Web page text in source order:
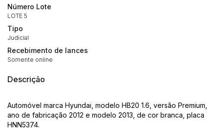
Número Lote
LOTE 5
Tipo
Judicial
Recebimento de lances
Somente online
Descrição
Automóvel marca Hyundai, modelo HB20 1.6, versão Premium,
ano de fabricação 2012 e modelo 2013, de cor branca, placa
HNN5374.